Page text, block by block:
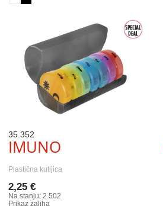
35.352
IMUNO
Plastična kutijica
2,25 €
Na stanju: 2.502
Prikaz zaliha